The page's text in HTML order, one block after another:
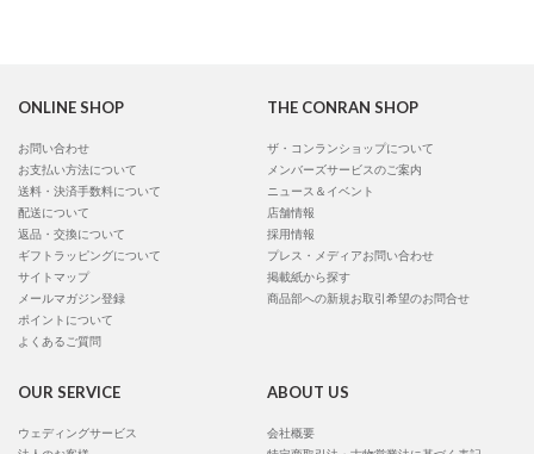
ONLINE SHOP
お問い合わせ
お支払い方法について
送料・決済手数料について
配送について
返品・交換について
ギフトラッピングについて
サイトマップ
メールマガジン登録
ポイントについて
よくあるご質問
THE CONRAN SHOP
ザ・コンランショップについて
メンバーズサービスのご案内
ニュース＆イベント
店舗情報
採用情報
プレス・メディアお問い合わせ
掲載紙から探す
商品部への新規お取引希望のお問合せ
OUR SERVICE
ウェディングサービス
ABOUT US
会社概要